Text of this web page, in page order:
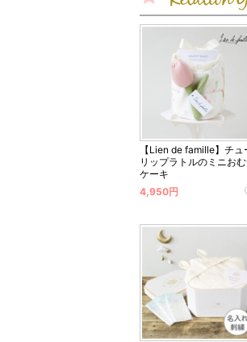
【Lien de famille】チュ
リップラトルのミニお
ケーキ
4,950円